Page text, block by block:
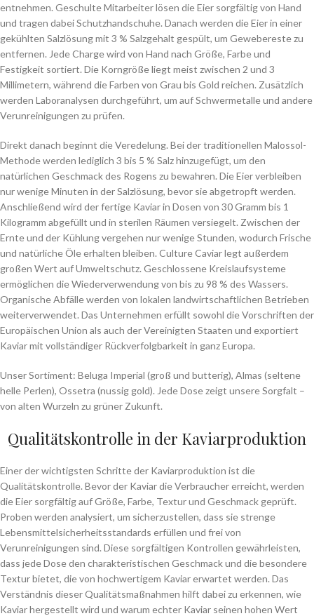
entnehmen. Geschulte Mitarbeiter lösen die Eier sorgfältig von Hand
und tragen dabei Schutzhandschuhe. Danach werden die Eier in einer
gekühlten Salzlösung mit 3 % Salzgehalt gespült, um Gewebereste zu
entfernen. Jede Charge wird von Hand nach Größe, Farbe und
Festigkeit sortiert. Die Korngröße liegt meist zwischen 2 und 3
Millimetern, während die Farben von Grau bis Gold reichen. Zusätzlich
werden Laboranalysen durchgeführt, um auf Schwermetalle und andere
Verunreinigungen zu prüfen.
Direkt danach beginnt die Veredelung. Bei der traditionellen Malossol-
Methode werden lediglich 3 bis 5 % Salz hinzugefügt, um den
natürlichen Geschmack des Rogens zu bewahren. Die Eier verbleiben
nur wenige Minuten in der Salzlösung, bevor sie abgetropft werden.
Anschließend wird der fertige Kaviar in Dosen von 30 Gramm bis 1
Kilogramm abgefüllt und in sterilen Räumen versiegelt. Zwischen der
Ernte und der Kühlung vergehen nur wenige Stunden, wodurch Frische
und natürliche Öle erhalten bleiben. Culture Caviar legt außerdem
großen Wert auf Umweltschutz. Geschlossene Kreislaufsysteme
ermöglichen die Wiederverwendung von bis zu 98 % des Wassers.
Organische Abfälle werden von lokalen landwirtschaftlichen Betrieben
weiterverwendet. Das Unternehmen erfüllt sowohl die Vorschriften der
Europäischen Union als auch der Vereinigten Staaten und exportiert
Kaviar mit vollständiger Rückverfolgbarkeit in ganz Europa.
Unser Sortiment: Beluga Imperial (groß und butterig), Almas (seltene
helle Perlen), Ossetra (nussig gold). Jede Dose zeigt unsere Sorgfalt –
von alten Wurzeln zu grüner Zukunft.
Qualitätskontrolle in der Kaviarproduktion
Einer der wichtigsten Schritte der Kaviarproduktion ist die
Qualitätskontrolle. Bevor der Kaviar die Verbraucher erreicht, werden
die Eier sorgfältig auf Größe, Farbe, Textur und Geschmack geprüft.
Proben werden analysiert, um sicherzustellen, dass sie strenge
Lebensmittelsicherheitsstandards erfüllen und frei von
Verunreinigungen sind. Diese sorgfältigen Kontrollen gewährleisten,
dass jede Dose den charakteristischen Geschmack und die besondere
Textur bietet, die von hochwertigem Kaviar erwartet werden. Das
Verständnis dieser Qualitätsmaßnahmen hilft dabei zu erkennen, wie
Kaviar hergestellt wird und warum echter Kaviar seinen hohen Wert